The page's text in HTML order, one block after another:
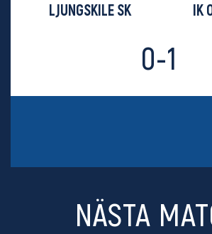
LJUNGSKILE SK IK
0-1
NÄSTA